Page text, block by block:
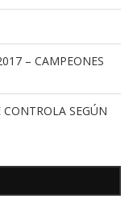
– CAMPEONES
SEGÚN